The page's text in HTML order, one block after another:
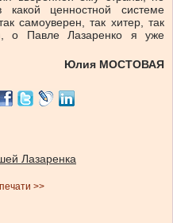
ценностной системе
самоуверен, так хитер, так
о Павле Лазаренко я уже
Юлия МОСТОВАЯ
Лазаренка
>>